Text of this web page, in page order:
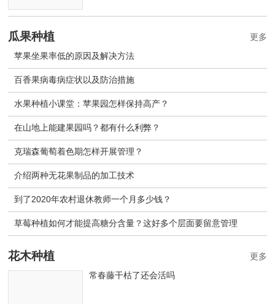
瓜果种植
苹果坐果率低的原因及解决方法
百香果病毒病症状以及防治措施
水果种植小课堂：苹果园怎样保持高产？
在山地上能建果园吗？都有什么利弊？
克瑞森葡萄着色期怎样开展管理？
介绍两种无花果制品的加工技术
到了2020年农村退休教师一个月多少钱？
草莓种植如何才能提高糖分含量？这好多个层面要留意管理
更多
花木种植
常春藤干枯了还会活吗
更多